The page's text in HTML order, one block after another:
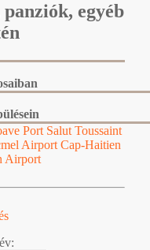
egyéb
Port Salut Toussaint
Airport Cap-Haitien
Airport